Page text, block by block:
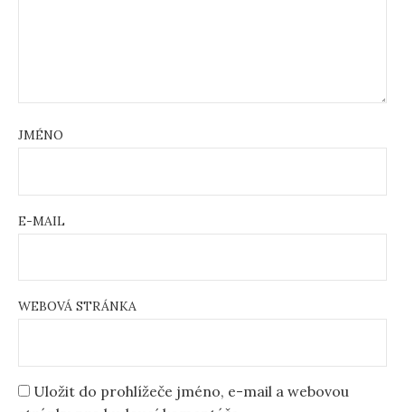
JMÉNO
E-MAIL
WEBOVÁ STRÁNKA
Uložit do prohlížeče jméno, e-mail a webovou